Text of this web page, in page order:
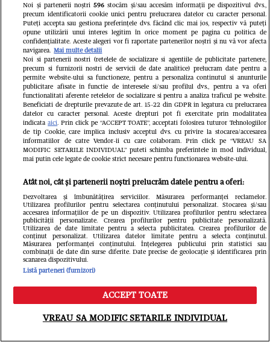
Ioana Ginghină, emoții înainte de
majoratul fiicei sale, cu 30 de
invitați: „O să fie și alcool la
petrecere, pentru că au 18 ani și nu
mai pot să spun NU”. Ce relație are
acum Ruxandra cu tatăl ei,
Alexandru Papadopol / EXCLUSIV
Meniu Caută
Noi și partenerii noștri 596stocăm și/sau accesăm informații pe dispozitivul dvs.,
precum identificatorii cookie unici pentru prelucrarea datelor cu caracter personal.
Puteți accepta sau gestiona preferințele dvs. făcând clic mai jos, respectiv vă puteți
opune utilizării unui interes legitim în orice moment pe pagina cu politica de
confidențialitate. Aceste alegeri vor fi raportate partenerilor noștri și nu vă vor afecta
navigarea. Mai multe detalii
Noi si partenerii nostri (retelele de socializare si agentiile de publicitate partenere,
precum si furnizorii nostri de servicii de date analitice) prelucram date pentru a
permite website-ului sa functioneze, pentru a personaliza continutul si anunturile
publicitare afisate in functie de interesele si/sau profilul dvs., pentru a va oferi
functionalitati aferente retelelor de socializare si pentru a analiza traficul pe website.
Beneficiati de drepturile prevazute de art. 15-22 din GDPR in legatura cu prelucrarea
datelor cu caracter personal. Aceste drepturi pot fi exercitate prin modalitatea
indicataaici. Prin click pe “ACCEPT TOATE”, acceptati folosirea tuturor Tehnologiilor
de tip Cookie, care implica inclusiv acceptul dvs. cu privire la stocarea/accesarea
informatiilor de catre Vendor-ii cu care colaboram. Prin click pe “VREAU SA
MODIFIC SETARILE INDIVIDUAL” puteti schimba preferintele in mod individual,
mai putin cele legate de cookie strict necesare pentru functionarea website-ului.
Atât noi, cât și partenerii noștri prelucrăm datele pentru a oferi:
Dezvoltarea și îmbunătățirea serviciilor. Măsurarea performanței reclamelor.
Utilizarea profilurilor pentru selectarea conținutului personalizat. Stocarea și/sau
accesarea informațiilor de pe un dispozitiv. Utilizarea profilurilor pentru selectarea
publicității personalizate. Crearea profilurilor pentru publicitate personalizată.
Utilizarea de date limitate pentru a selecta publicitatea. Crearea profilurilor de
conținut personalizat. Utilizarea datelor limitate pentru a selecta conținutul.
Măsurarea performanței conținutului. Înțelegerea publicului prin statistici sau
combinații de date din surse diferite. Date precise de geolocație și identificarea prin
scanarea dispozitivului.
Listă parteneri (furnizori)
ACCEPT TOATE
VREAU SA MODIFIC SETARILE INDIVIDUAL